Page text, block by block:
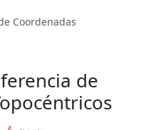
Coordenadas
de